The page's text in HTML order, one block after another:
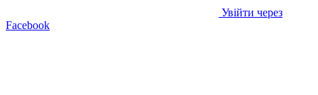
Увійти через
Facebook